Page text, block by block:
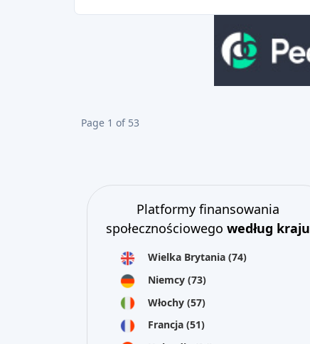
Page 1 of 53
Platformy finansowania
społecznościowego według kraju
Wielka Brytania (74)
Niemcy (73)
Włochy (57)
Francja (51)